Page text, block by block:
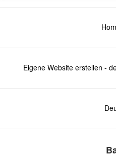
Eigene Website erstellen -